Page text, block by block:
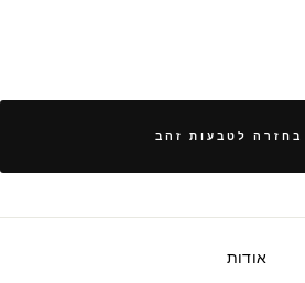
בחזרה לטבעות זהב
אודות